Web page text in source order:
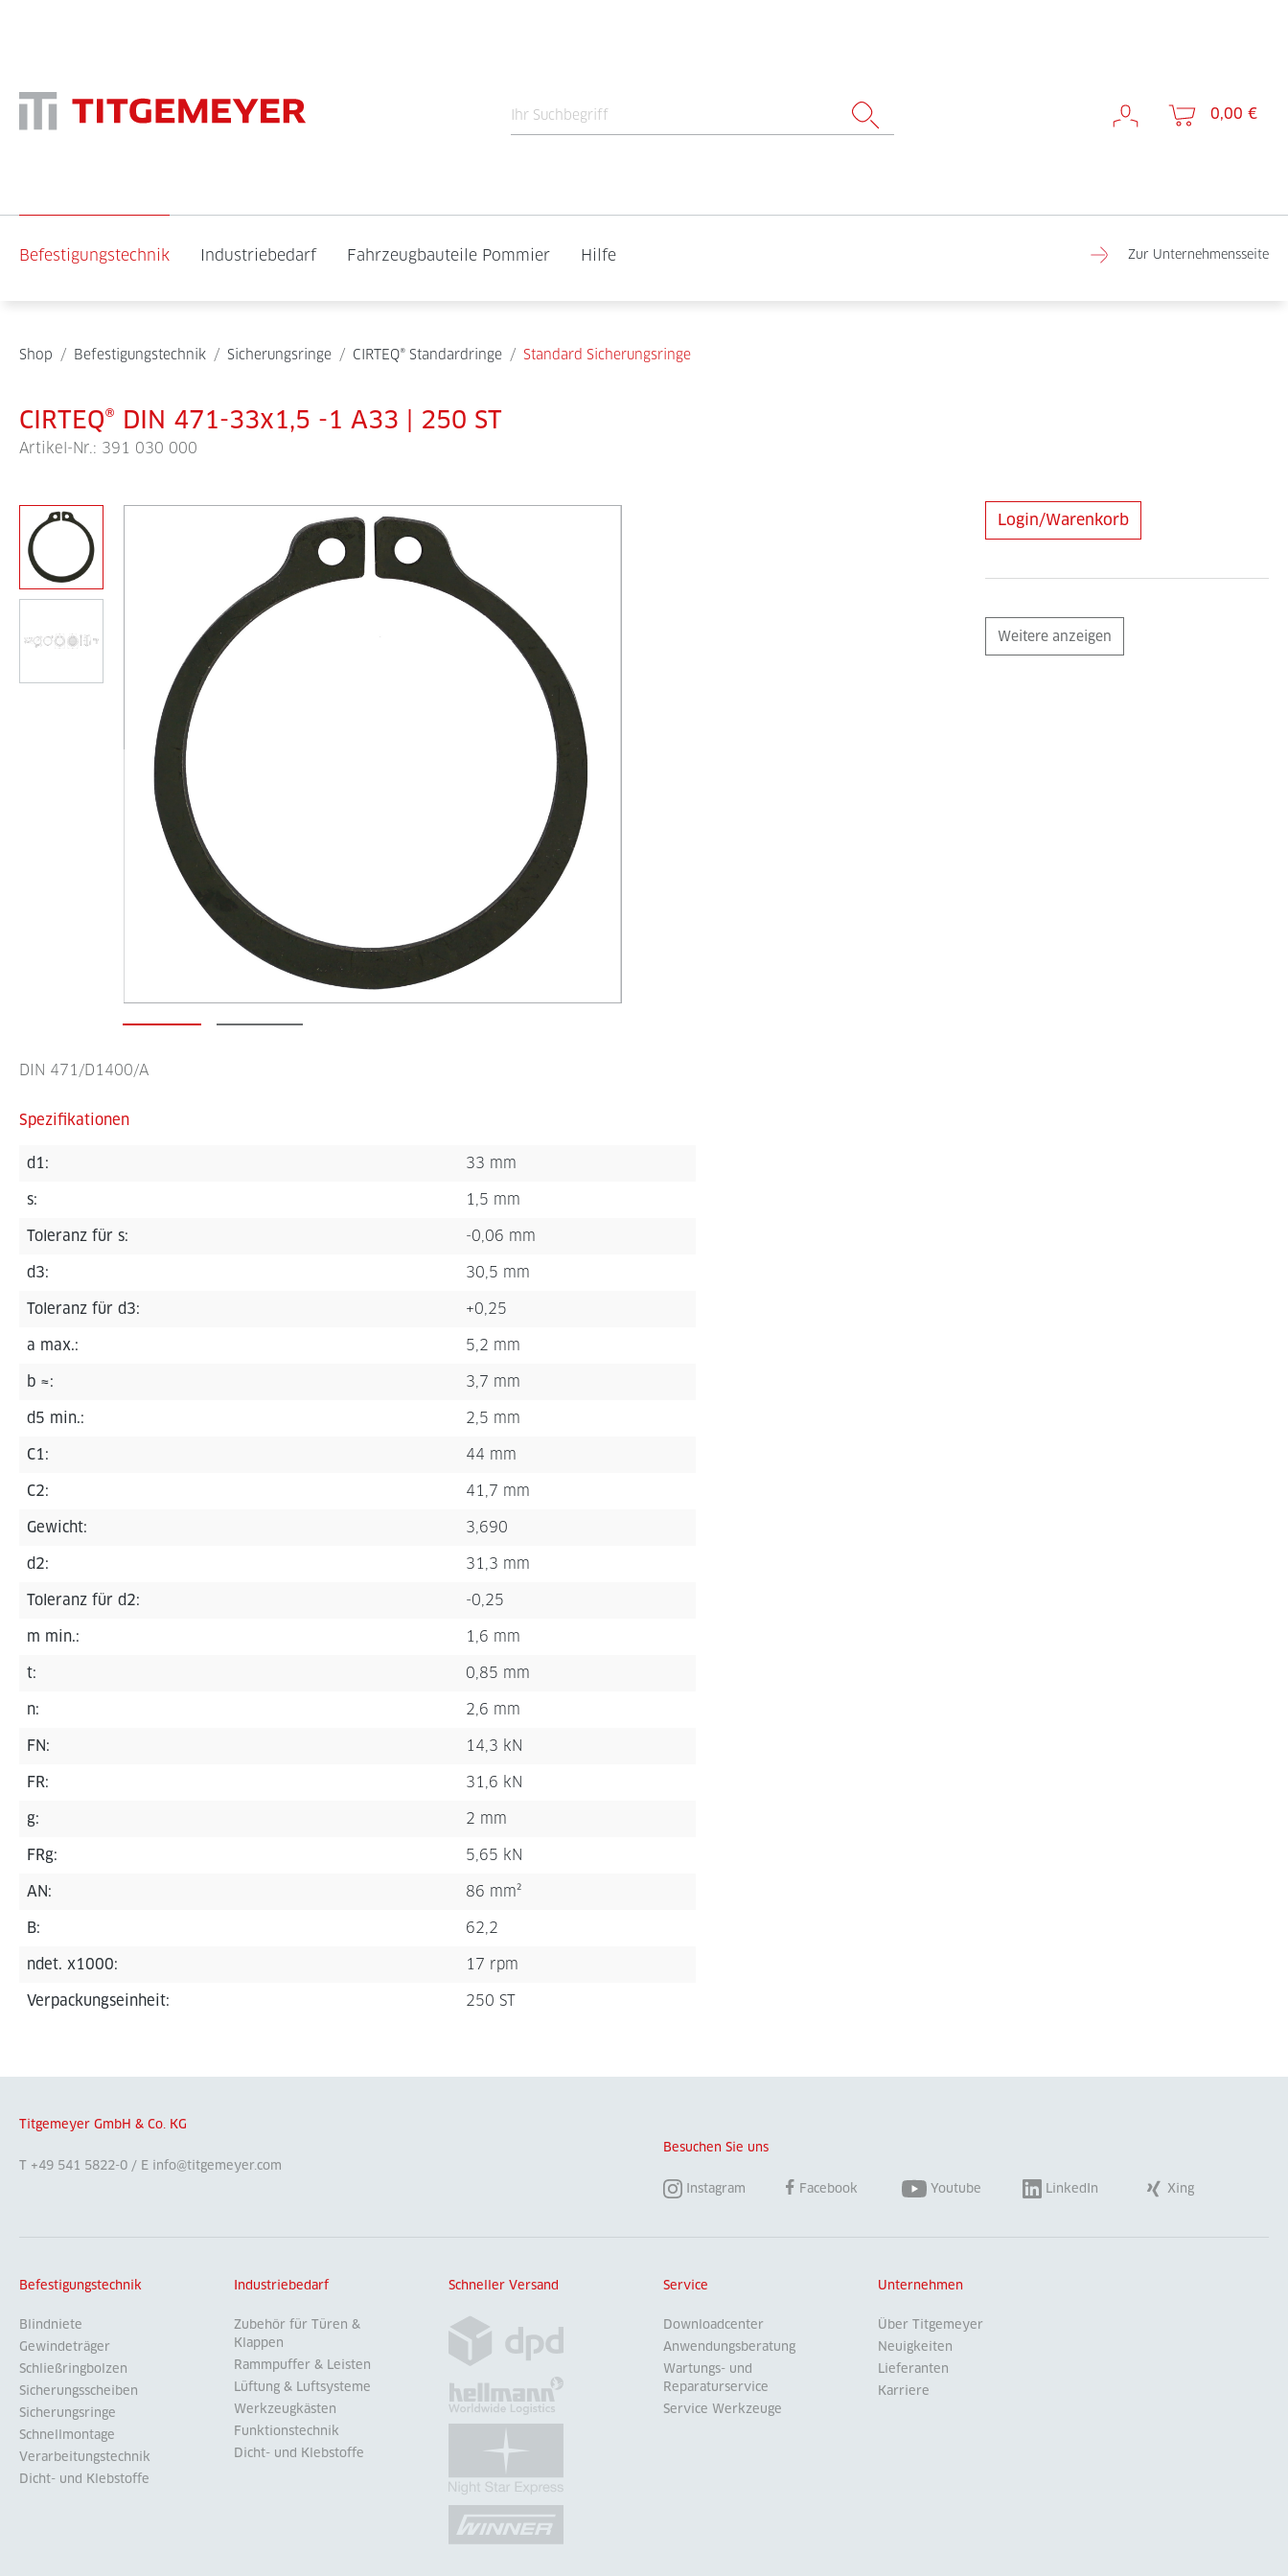
0,00 €
Befestigungstechnik Industriebedarf Fahrzeugbauteile Pommier Hilfe Zur Unternehmensseite
Shop / Befestigungstechnik / Sicherungsringe / CIRTEQ® Standardringe / Standard Sicherungsringe
CIRTEQ® DIN 471-33x1,5 -1 A33 | 250 ST
Artikel-Nr.: 391 030 000
DIN 471/D1400/A
Spezifikationen
d1: 33 mm
s: 1,5 mm
Toleranz für s: -0,06 mm
d3: 30,5 mm
Toleranz für d3: +0,25
a max.: 5,2 mm
b ≈: 3,7 mm
d5 min.: 2,5 mm
C1: 44 mm
C2: 41,7 mm
Gewicht: 3,690
d2: 31,3 mm
Toleranz für d2: -0,25
m min.: 1,6 mm
t: 0,85 mm
n: 2,6 mm
FN: 14,3 kN
FR: 31,6 kN
g: 2 mm
FRg: 5,65 kN
AN: 86 mm²
B: 62,2
ndet. x1000: 17 rpm
Verpackungseinheit: 250 ST
Login/Warenkorb
Weitere anzeigen
Titgemeyer GmbH & Co. KG
T +49 541 5822-0 / E info@titgemeyer.com
Besuchen Sie uns
Instagram Facebook Youtube LinkedIn Xing
Befestigungstechnik
Blindniete
Gewindeträger
Schließringbolzen
Sicherungsscheiben
Sicherungsringe
Schnellmontage
Verarbeitungstechnik
Dicht- und Klebstoffe
Industriebedarf
Zubehör für Türen &
Klappen
Rammpuffer & Leisten
Lüftung & Luftsysteme
Werkzeugkästen
Funktionstechnik
Dicht- und Klebstoffe
Schneller Versand Service
Downloadcenter
Anwendungsberatung
Wartungs- und
Reparaturservice
Service Werkzeuge
Unternehmen
Über Titgemeyer
Neuigkeiten
Lieferanten
Karriere